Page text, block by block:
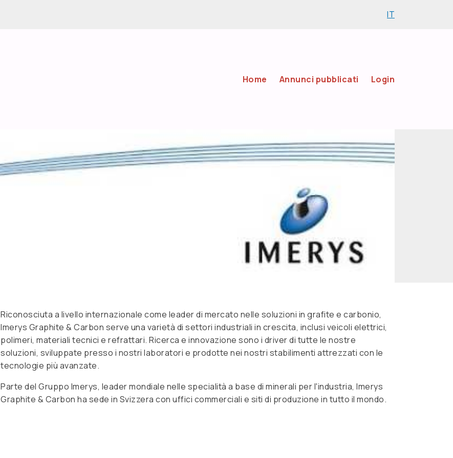
IT
Home Annunci pubblicati Login
Riconosciuta a livello internazionale come leader di mercato nelle soluzioni in grafite e carbonio,
Imerys Graphite & Carbon serve una varietà di settori industriali in crescita, inclusi veicoli elettrici,
polimeri, materiali tecnici e refrattari. Ricerca e innovazione sono i driver di tutte le nostre
soluzioni, sviluppate presso i nostri laboratori e prodotte nei nostri stabilimenti attrezzati con le
tecnologie più avanzate.
Parte del Gruppo Imerys, leader mondiale nelle specialità a base di minerali per l'industria, Imerys
Graphite & Carbon ha sede in Svizzera con uffici commerciali e siti di produzione in tutto il mondo.